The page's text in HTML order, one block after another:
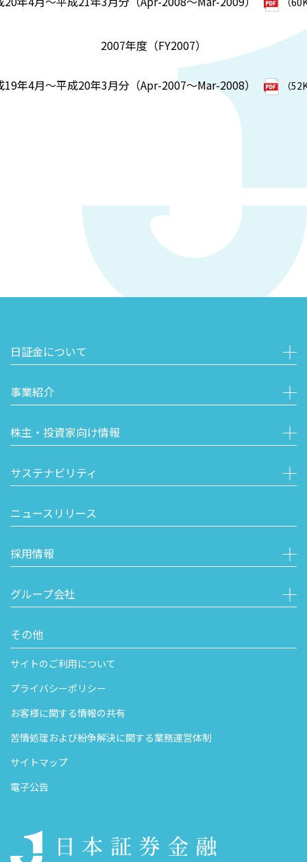
2007年度（FY2007）
19年4月～平成20年3月分（Apr-2007～Mar-2008） （
日証金について
事業紹介
株主・投資家向け情報
サステナビリティ
ニュースリリース
採用情報
グループ会社
その他
サイトのご利用について
プライバシーポリシー
お客様に関する情報の共有
苦情処理および紛争解決に関する業務運営体制
サイトマップ
電子公告